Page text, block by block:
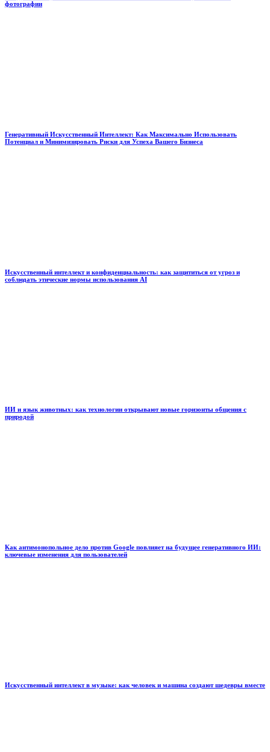
фотографии
Генеративный Искусственный Интеллект: Как Максимально Использовать
Потенциал и Минимизировать Риски для Успеха Вашего Бизнеса
Искусственный интеллект и конфиденциальность: как защититься от угроз и
соблюдать этические нормы использования AI
ИИ и язык животных: как технологии открывают новые горизонты общения с
природой
Как антимонопольное дело против Google повлияет на будущее генеративного ИИ:
ключевые изменения для пользователей
Искусственный интеллект в музыке: как человек и машина создают шедевры вместе